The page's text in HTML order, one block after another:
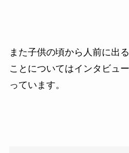
また子供の頃から人前に出
ことについてはインタビュ
っています。